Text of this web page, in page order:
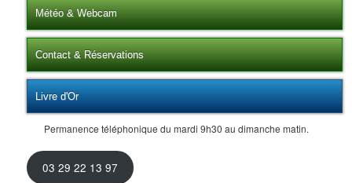
Météo & Webcam
Contact & Réservations
Livre d'Or
Permanence téléphonique du mardi 9h30 au dimanche matin.
03 29 22 13 97